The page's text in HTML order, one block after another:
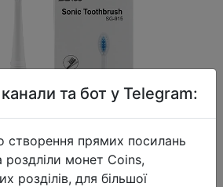
та бот у Telegram:
створення прямих посилань
монет Coins,
розділів, для більшої